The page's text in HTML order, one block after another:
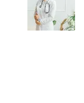
внимания